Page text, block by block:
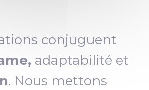
conjuguent
adaptabilité et
. Nous mettons